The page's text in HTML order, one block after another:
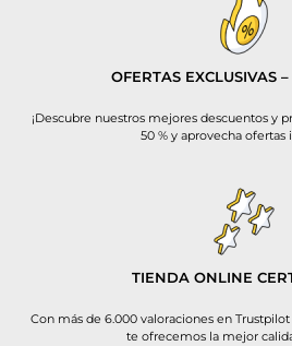
OFERTAS EXCLUSIVAS
¡Descubre nuestros mejores descuentos y
50 % y aprovecha ofertas
TIENDA ONLINE
Con más de 6.000 valoraciones en
te ofrecemos la mejor